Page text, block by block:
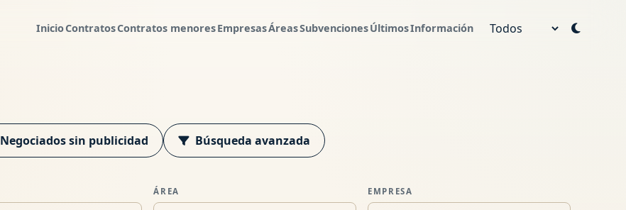
InicioContratosContratos menoresEmpresasÁreasSubvencionesÚltimosInformación Año
Negociados sin publicidad Búsqueda avanzada
ÁREA EMPRESA